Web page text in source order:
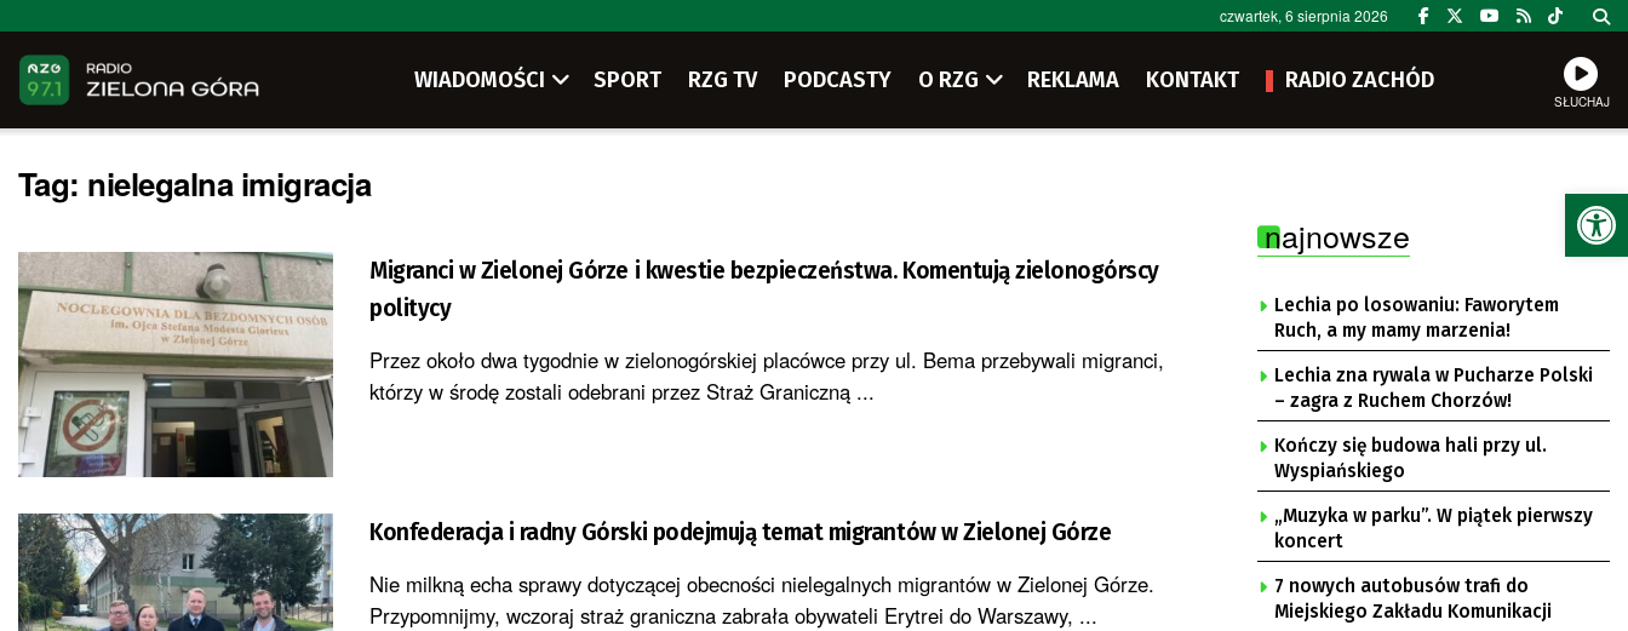
czwartek, 6 sierpnia 2026
WIADOMOŚCI SPORT RZG TV PODCASTY O RZG REKLAMA KONTAKT RADIO ZACHÓD
SŁUCHAJ
Tag: nielegalna imigracja
Migranci w Zielonej Górze i kwestie bezpieczeństwa. Komentują zielonogórscy
politycy
Przez około dwa tygodnie w zielonogórskiej placówce przy ul. Bema przebywali migranci,
którzy w środę zostali odebrani przez Straż Graniczną ...
Konfederacja i radny Górski podejmują temat migrantów w Zielonej Górze
Nie milkną echa sprawy dotyczącej obecności nielegalnych migrantów w Zielonej Górze.
Przypomnijmy, wczoraj straż graniczna zabrała obywateli Erytrei do Warszawy, ...
najnowsze
Lechia po losowaniu: Faworytem
Ruch, a my mamy marzenia!
Lechia zna rywala w Pucharze Polski
– zagra z Ruchem Chorzów!
Kończy się budowa hali przy ul.
Wyspiańskiego
„Muzyka w parku”. W piątek pierwszy
koncert
7 nowych autobusów trafi do
Miejskiego Zakładu Komunikacji